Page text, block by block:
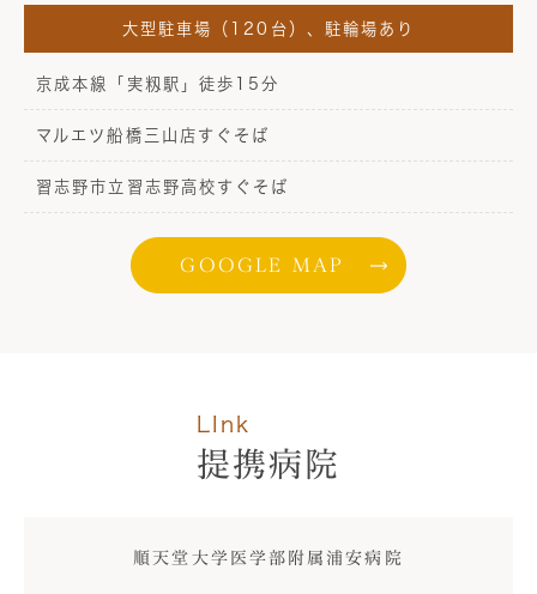
大型駐車場（120台）、駐輪場あり
京成本線「実籾駅」徒歩15分
マルエツ船橋三山店すぐそば
習志野市立習志野高校すぐそば
GOOGLE MAP
LInk
提携病院
順天堂大学医学部附属浦安病院